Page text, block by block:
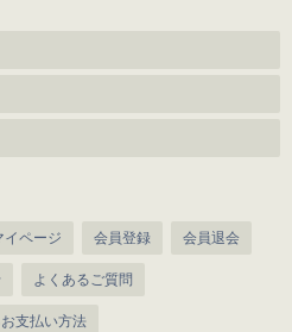
イページ 会員登録 会員退会
よくあるご質問
支払い方法